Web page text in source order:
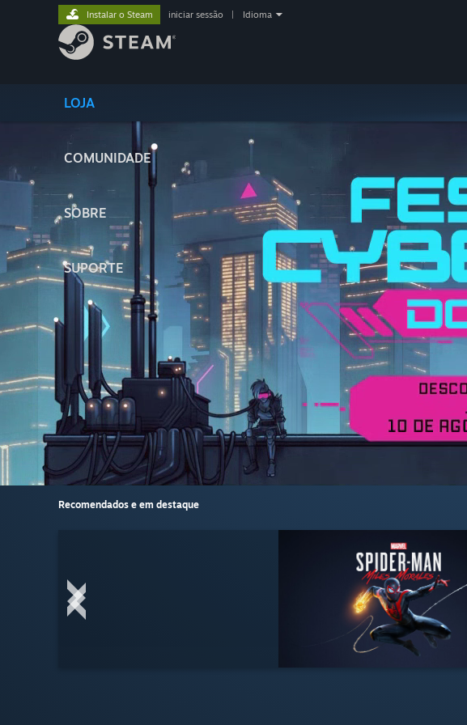
LOJA
COMUNIDADE
SOBRE
SUPORTE
Instalar o Steam iniciar sessão Idioma
Recomendados e em destaque